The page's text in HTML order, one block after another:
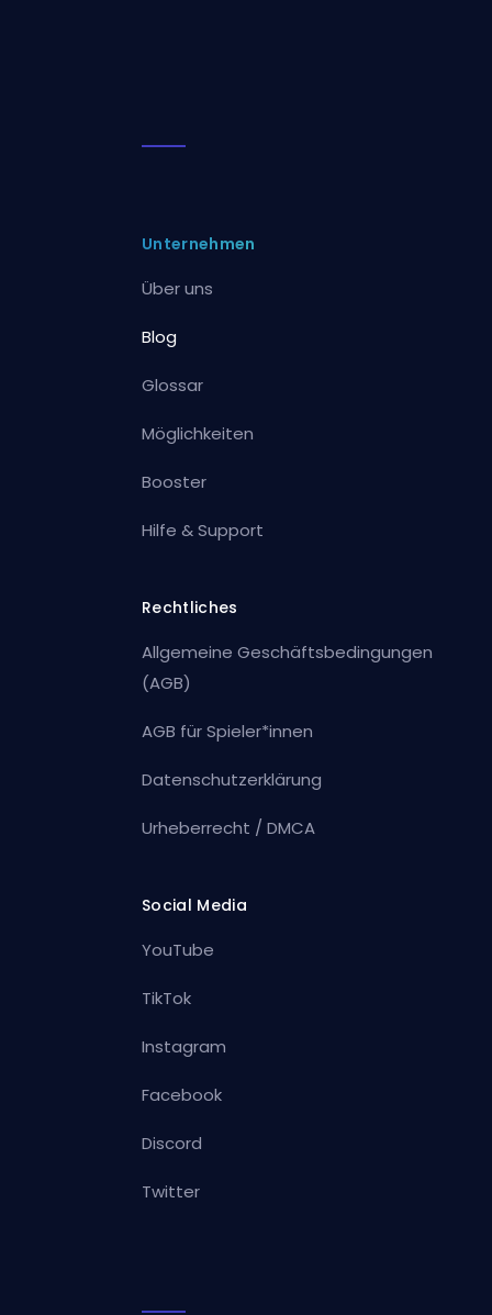
Unternehmen
Über uns
Blog
Glossar
Möglichkeiten
Booster
Hilfe & Support
Rechtliches
Allgemeine Geschäftsbedingungen
(AGB)
AGB für Spieler*innen
Datenschutzerklärung
Urheberrecht / DMCA
Social Media
YouTube
TikTok
Instagram
Facebook
Discord
Twitter